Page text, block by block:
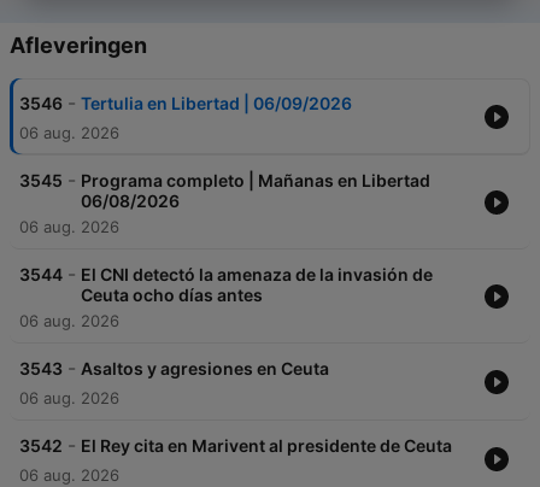
Afleveringen
3546 - Tertulia en Libertad | 06/09/2026
06 aug. 2026
3545 - Programa completo | Mañanas en Libertad
06/08/2026
06 aug. 2026
3544 - El CNI detectó la amenaza de la invasión de
Ceuta ocho días antes
06 aug. 2026
3543 - Asaltos y agresiones en Ceuta
06 aug. 2026
3542 - El Rey cita en Marivent al presidente de Ceuta
06 aug. 2026